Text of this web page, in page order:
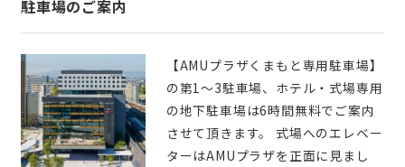
駐車場のご案内
【AMUプラザくまもと専用駐車場】
の第1～3駐車場、ホテル・式場専用
の地下駐車場は6時間無料でご案内
させて頂きます。 式場へのエレベー
ターはAMUプラザを正面に見まし